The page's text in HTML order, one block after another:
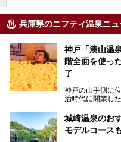
兵庫県のニフティ温泉ニュ
神戸「湊山温
階全面を使っ
了
神戸の山手側に
治時代に開業し
っぱいに浮かぶ
コワーキングも
設備で人々をア
城崎温泉のお
モデルコース